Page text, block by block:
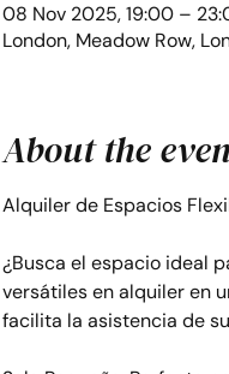
08 Nov 2025, 19:00 –
London, Meadow Row,
About the
Alquiler de Espacios
¿Busca el espacio ideal
versátiles en alquiler en
facilita la asistencia de